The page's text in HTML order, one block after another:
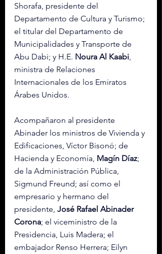
Shorafa, presidente del
Departamento de Cultura y Turismo;
el titular del Departamento de
Municipalidades y Transporte de
Abu Dabi; y H.E. Noura Al Kaabi
ministra de Relaciones
Internacionales de los Emiratos
Árabes Unidos.
Acompañaron al presidente
Abinader los ministros de Vivienda y
Edificaciones, Víctor Bisonó; de
Hacienda y Economía, Magín Díaz;
de la Administración Pública,
Sigmund Freund; así como el
empresario y hermano del
presidente, José Rafael Abinader
Corona; el viceministro de la
Presidencia, Luis Madera; el
embajador Renso Herrera; Eilyn